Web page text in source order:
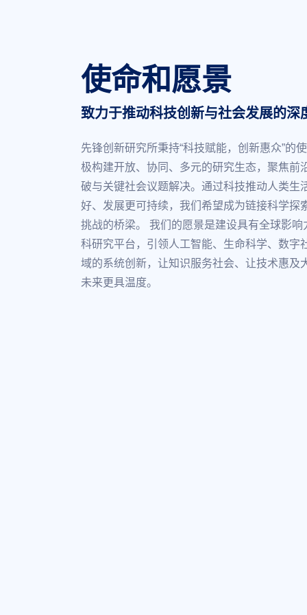
使命和愿景
致力于推动科技创新与社会发展的深
先锋创新研究所秉持“科技赋能，创新惠众”的
极构建开放、协同、多元的研究生态，聚焦前
破与关键社会议题解决。通过科技推动人类生
好、发展更可持续，我们希望成为链接科学探
挑战的桥梁。 我们的愿景是建设具有全球影响
科研究平台，引领人工智能、生命科学、数字
域的系统创新，让知识服务社会、让技术惠及
未来更具温度。